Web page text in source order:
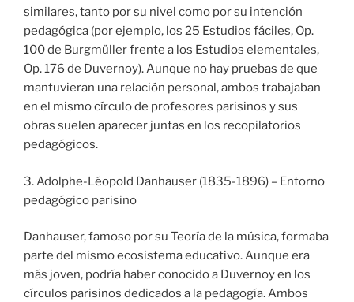
similares, tanto por su nivel como por su intención
pedagógica (por ejemplo, los 25 Estudios fáciles, Op.
100 de Burgmüller frente a los Estudios elementales,
Op. 176 de Duvernoy). Aunque no hay pruebas de que
mantuvieran una relación personal, ambos trabajaban
en el mismo círculo de profesores parisinos y sus
obras suelen aparecer juntas en los recopilatorios
pedagógicos.
3. Adolphe-Léopold Danhauser (1835-1896) – Entorno
pedagógico parisino
Danhauser, famoso por su Teoría de la música, formaba
parte del mismo ecosistema educativo. Aunque era
más joven, podría haber conocido a Duvernoy en los
círculos parisinos dedicados a la pedagogía. Ambos